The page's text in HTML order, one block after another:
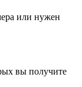
или нужен
вы получите